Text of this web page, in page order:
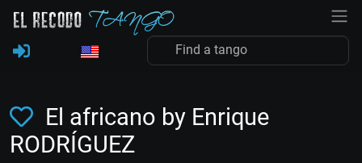
El africano by Enrique
RODRÍGUEZ